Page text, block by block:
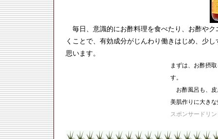
毎日、意識的にお酢料理を食べたり、お酢やク
くことで、有効成分がじんわり働きはじめ、少
思います。
まずは、お酢摂
す。
お酢風呂も、皮
美肌作りに大き
スポンサードリ